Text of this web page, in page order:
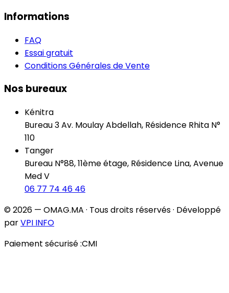
Informations
FAQ
Essai gratuit
Conditions Générales de Vente
Nos bureaux
Kénitra
Bureau 3 Av. Moulay Abdellah, Résidence Rhita N°
110
Tanger
Bureau N°88, 11ème étage, Résidence Lina, Avenue
Med V
06 77 74 46 46
© 2026 — OMAG.MA · Tous droits réservés · Développé
parVPI INFO
Paiement sécurisé :CMI